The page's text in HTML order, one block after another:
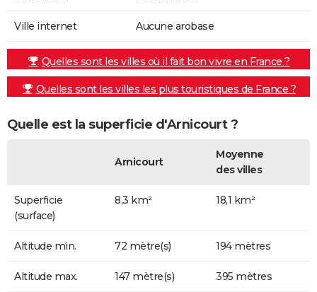
Ville internet Aucune arobase
Quelles sont les villes où il fait bon vivre en France ?
Quelles sont les villes les plus touristiques de France ?
Quelle est la superficie d'Arnicourt ?
Arnicourt
Moyenne
des villes
Superficie
(surface)
8,3 km² 18,1 km²
Altitude min. 72 mètre(s) 194 mètres
Altitude max. 147 mètre(s) 395 mètres